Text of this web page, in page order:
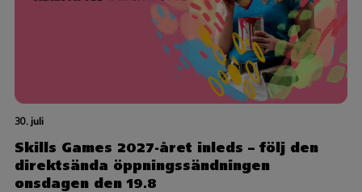
30. juli
Skills Games 2027-året inleds – följ den
direktsända öppningssändningen
onsdagen den 19.8